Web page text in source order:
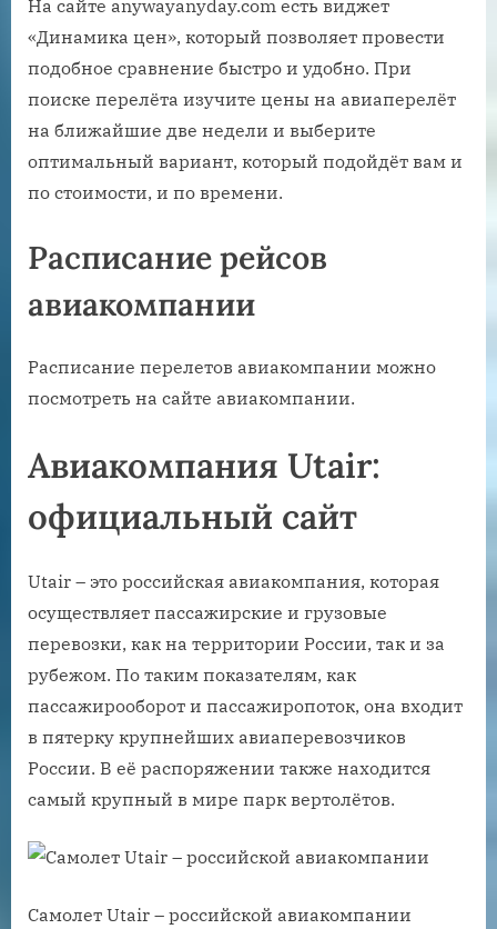
На сайте anywayanyday.com есть виджет
«Динамика цен», который позволяет провести
подобное сравнение быстро и удобно. При
поиске перелёта изучите цены на авиаперелёт
на ближайшие две недели и выберите
оптимальный вариант, который подойдёт вам и
по стоимости, и по времени.
Расписание рейсов
авиакомпании
Расписание перелетов авиакомпании можно
посмотреть на сайте авиакомпании.
Авиакомпания Utair:
официальный сайт
Utair – это российская авиакомпания, которая
осуществляет пассажирские и грузовые
перевозки, как на территории России, так и за
рубежом. По таким показателям, как
пассажирооборот и пассажиропоток, она входит
в пятерку крупнейших авиаперевозчиков
России. В её распоряжении также находится
самый крупный в мире парк вертолётов.
Самолет Utair – российской авиакомпании